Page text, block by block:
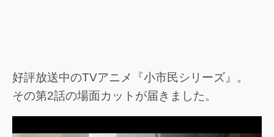
好評放送中のTVアニメ『小市民シリーズ』。
その第2話の場面カットが届きました。